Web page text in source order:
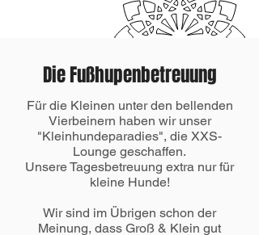
Die Fußhupenbetreuung
Für die Kleinen unter den bellenden
Vierbeinern haben wir unser
"Kleinhundeparadies", die XXS-
Lounge geschaffen.
Unsere Tagesbetreuung extra nur für
kleine Hunde!
Wir sind im Übrigen schon der
Meinung, dass Groß & Klein gut